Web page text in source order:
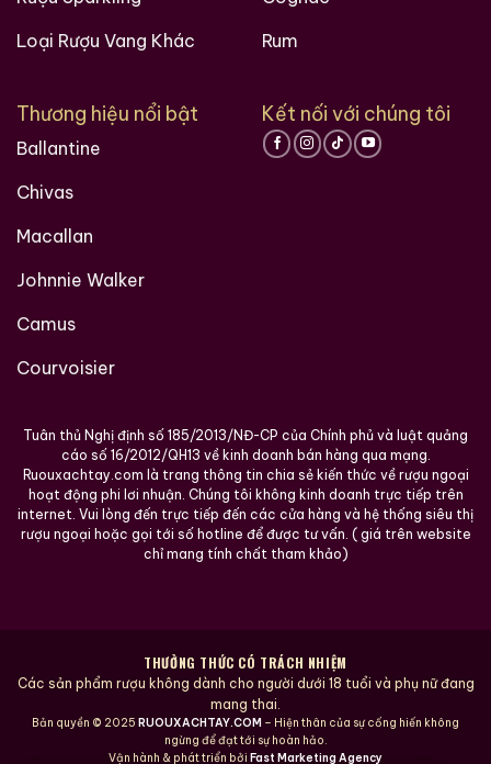
Loại Rượu Vang Khác
Rum
Thương hiệu nổi bật
Ballantine
Chivas
Macallan
Johnnie Walker
Camus
Courvoisier
Kết nối với chúng tôi
Tuân thủ Nghị định số 185/2013/NĐ-CP của Chính phủ và luật quảng
cáo số 16/2012/QH13 về kinh doanh bán hàng qua mạng.
Ruouxachtay.com là trang thông tin chia sẻ kiến thức về rượu ngoại
hoạt động phi lơi nhuận. Chúng tôi không kinh doanh trực tiếp trên
internet. Vui lòng đến trực tiếp đến các cửa hàng và hệ thống siêu thị
rượu ngoại hoặc gọi tới số hotline để được tư vấn. ( giá trên website
chỉ mang tính chất tham khảo)
THƯỞNG THỨC CÓ TRÁCH NHIỆM
Các sản phẩm rượu không dành cho người dưới 18 tuổi và phụ nữ đang
mang thai.
Bản quyền © 2025 RUOUXACHTAY.COM – Hiện thân của sự cống hiến không
ngừng để đạt tới sự hoàn hảo.
Vận hành & phát triển bởi Fast Marketing Agency